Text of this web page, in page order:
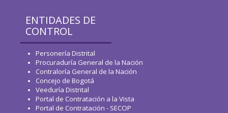
ENTIDADES DE
CONTROL
Personería Distrital
Procuraduría General de la Nación
Contraloría General de la Nación
Concejo de Bogotá
Veeduría Distrital
Portal de Contratación a la Vista
Portal de Contratación - SECOP